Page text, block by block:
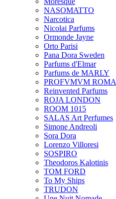
NASOMATTO
Narcotica
Nicolai Parfums
Ormonde Jayne
Orto Parisi
Pana Dora Sweden
Parfums d'Elmar
Parfums de MARLY
PROFVMVM ROMA
Reinvented Parfums
ROJA LONDON
ROOM 1015
SALAS Art Perfumes
Simone Andreoli
Sora Dora
Lorenzo Villoresi
SOSPIRO
Theodoros Kalotinis
TOM FORD
To My Ships
TRUDON